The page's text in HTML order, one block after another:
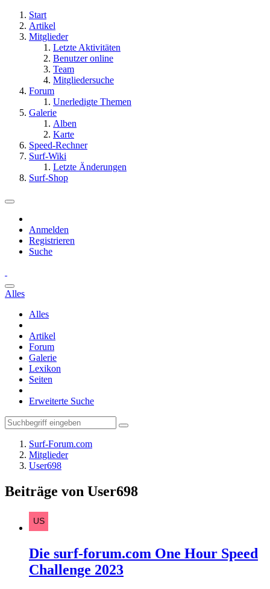
Start
Artikel
Mitglieder
Letzte Aktivitäten
Benutzer online
Team
Mitgliedersuche
Forum
Unerledigte Themen
Galerie
Alben
Karte
Speed-Rechner
Surf-Wiki
Letzte Änderungen
Surf-Shop
Anmelden
Registrieren
Suche
Alles
Alles
Artikel
Forum
Galerie
Lexikon
Seiten
Erweiterte Suche
Surf-Forum.com
Mitglieder
User698
Beiträge von User698
Die surf-forum.com One Hour Speed
Challenge 2023